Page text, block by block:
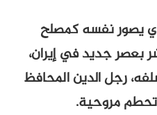
يصور نفسه كمصلح
بعصر جديد في إيران،
رجل الدين المحافظ
مروحية.